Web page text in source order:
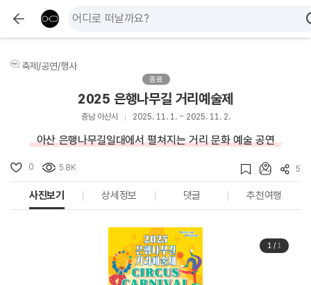
축제/공연/행사
종료
2025 은행나무길 거리예술제
충남 아산시 2025. 11. 1. ~ 2025. 11. 2.
아산 은행나무길일대에서 펼쳐지는 거리 문화 예술 공연
0 5.8K 5
사진보기 상세정보 댓글 추천여행
1/ 1